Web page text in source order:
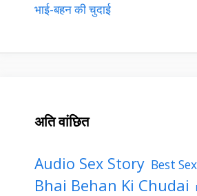
भाई-बहन की चुदाई
अति वांछित
Audio Sex Story Best
Bhai Behan Ki Chudai